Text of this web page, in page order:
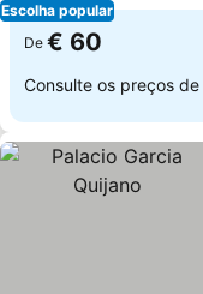
Escolha popular
De € 60
Consulte os preços de